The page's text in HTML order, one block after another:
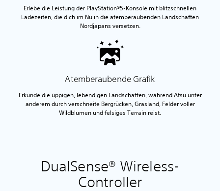
Erlebe die Leistung der PlayStation®5-Konsole mit blitzschnellen
Ladezeiten, die dich im Nu in die atemberaubenden Landschaften
Nordjapans versetzen.
Atemberaubende Grafik
Erkunde die üppigen, lebendigen Landschaften, während Atsu unter
anderem durch verschneite Bergrücken, Grasland, Felder voller
Wildblumen und felsiges Terrain reist.
DualSense® Wireless-
Controller